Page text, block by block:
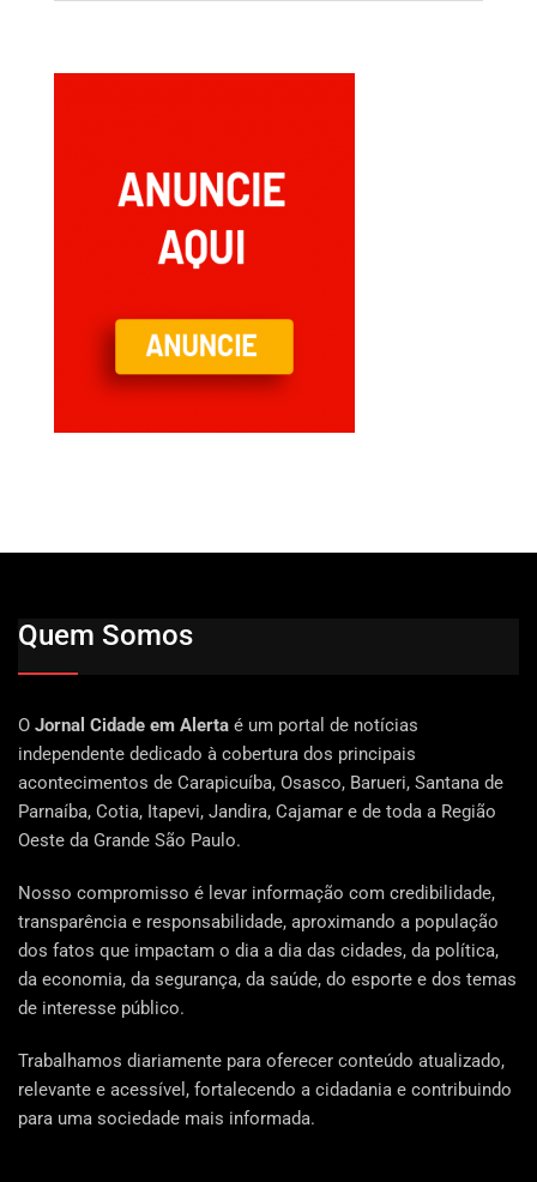
Quem Somos
O Jornal Cidade em Alerta é um portal de notícias
independente dedicado à cobertura dos principais
acontecimentos de Carapicuíba, Osasco, Barueri, Santana de
Parnaíba, Cotia, Itapevi, Jandira, Cajamar e de toda a Região
Oeste da Grande São Paulo.
Nosso compromisso é levar informação com credibilidade,
transparência e responsabilidade, aproximando a população
dos fatos que impactam o dia a dia das cidades, da política,
da economia, da segurança, da saúde, do esporte e dos temas
de interesse público.
Trabalhamos diariamente para oferecer conteúdo atualizado,
relevante e acessível, fortalecendo a cidadania e contribuindo
para uma sociedade mais informada.